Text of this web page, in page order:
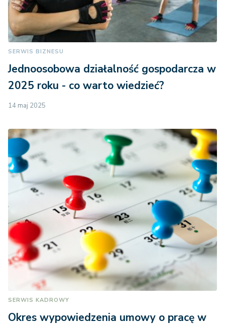
SERWIS BIZNESU
Jednoosobowa działalność gospodarcza w
2025 roku - co warto wiedzieć?
14 maj 2025
SERWIS KADROWY
Okres wypowiedzenia umowy o pracę w